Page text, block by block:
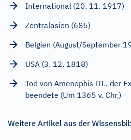
International (20. 11. 1917)
Zentralasien (685)
Belgien (August/September
USA (3. 12. 1818)
Tod von Amenophis III., der
beendete (Um 1365 v. Chr.)
Weitere Artikel aus der